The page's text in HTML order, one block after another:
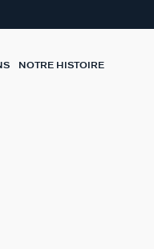
NOTRE HISTOIRE